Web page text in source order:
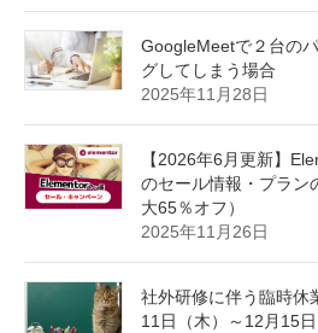
GoogleMeetで２台の
グしてしまう場合
2025年11月28日
【2026年6月更新】
のセール情報・プラン
大65％オフ）
2025年11月26日
社外研修に伴う臨時休
11日（木）～12月15日